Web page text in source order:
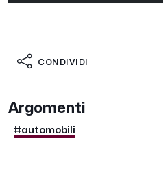
CONDIVIDI
Argomenti
#automobili